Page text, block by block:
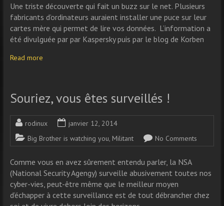
Une triste découverte qui fait un buzz sur le net. Plusieurs
fabricants d’ordinateurs auraient installer une puce sur leur
cartes mère qui permet de lire vos données. L’information a
été divulguée par par Kaspersky puis par le blog de Korben
Read more
Souriez, vous êtes surveillés !
rodinux
janvier 12, 2014
Big Brother is watching you, Militant No Comments
Comme vous en avez sûrement entendu parler, la NSA
(National Security Agengy) surveille abusivement toutes nos
cyber-vies, peut-être même que le meilleur moyen
d’échapper à cette surveillance est de tout débrancher chez